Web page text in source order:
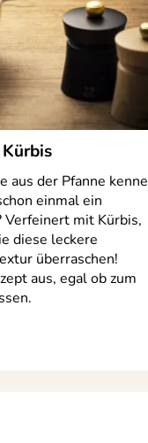
aus der Pfanne
einmal ein
mit Kürbis,
diese leckere
überraschen!
aus, egal ob zum